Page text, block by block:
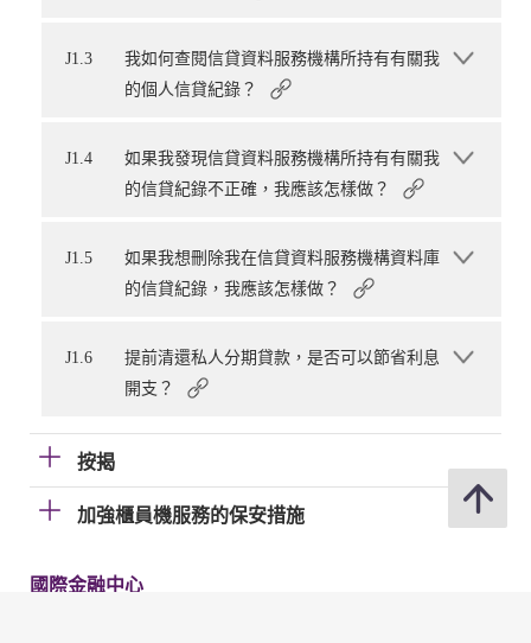
J1.3
我如何查閱信貸資料服務機構所持有有關我
的個人信貸紀錄？
J1.4
如果我發現信貸資料服務機構所持有有關我
的信貸紀錄不正確，我應該怎樣做？
J1.5
如果我想刪除我在信貸資料服務機構資料庫
的信貸紀錄，我應該怎樣做？
J1.6
提前清還私人分期貸款，是否可以節省利息
開支？
按揭
加強櫃員機服務的保安措施
國際金融中心